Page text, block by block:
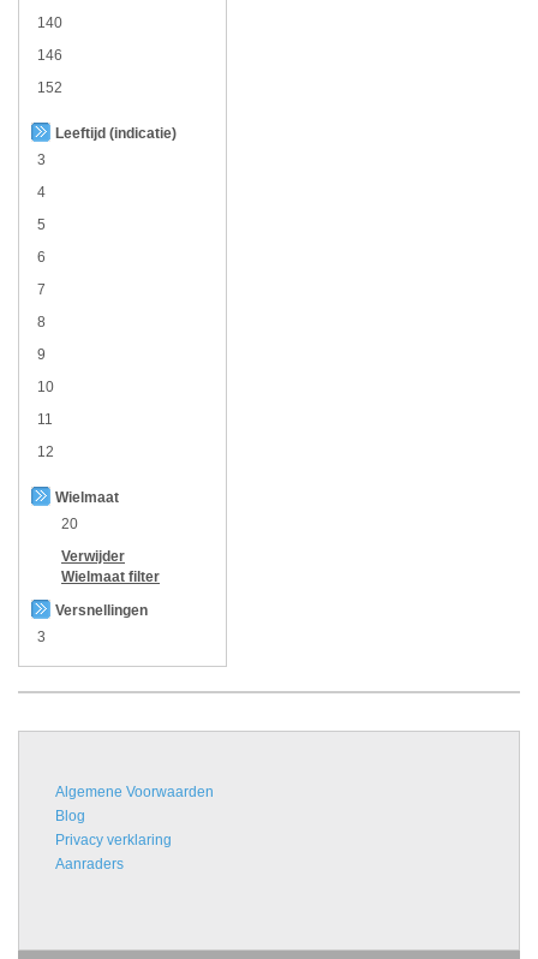
140
146
152
Leeftijd (indicatie)
3
4
5
6
7
8
9
10
11
12
Wielmaat
20
Verwijder
Wielmaat filter
Versnellingen
3
Algemene Voorwaarden
Blog
Privacy verklaring
Aanraders